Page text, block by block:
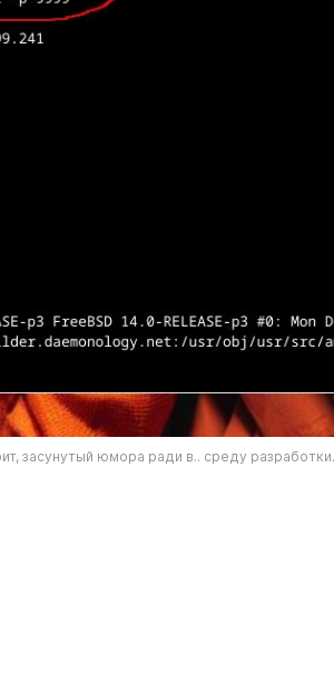
засунутый юмора ради в.. среду разработки.